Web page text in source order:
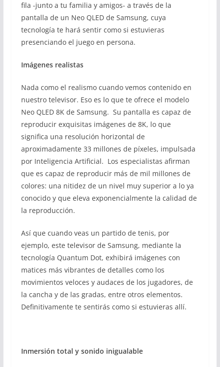
fila -junto a tu familia y amigos- a través de la
pantalla de un Neo QLED de Samsung, cuya
tecnología te hará sentir como si estuvieras
presenciando el juego en persona.
Imágenes realistas
Nada como el realismo cuando vemos contenido en
nuestro televisor. Eso es lo que te ofrece el modelo
Neo QLED 8K de Samsung. Su pantalla es capaz de
reproducir exquisitas imágenes de 8K, lo que
significa una resolución horizontal de
aproximadamente 33 millones de píxeles, impulsada
por Inteligencia Artificial. Los especialistas afirman
que es capaz de reproducir más de mil millones de
colores: una nitidez de un nivel muy superior a lo ya
conocido y que eleva exponencialmente la calidad de
la reproducción.
Así que cuando veas un partido de tenis, por
ejemplo, este televisor de Samsung, mediante la
tecnología Quantum Dot, exhibirá imágenes con
matices más vibrantes de detalles como los
movimientos veloces y audaces de los jugadores, de
la cancha y de las gradas, entre otros elementos.
Definitivamente te sentirás como si estuvieras allí.
Inmersión total y sonido inigualable